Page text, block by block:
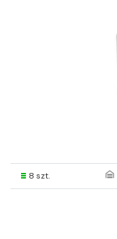
8 szt.